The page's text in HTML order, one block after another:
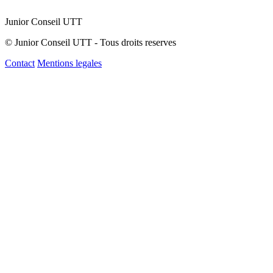
Junior Conseil UTT
© Junior Conseil UTT - Tous droits reserves
Contact Mentions legales